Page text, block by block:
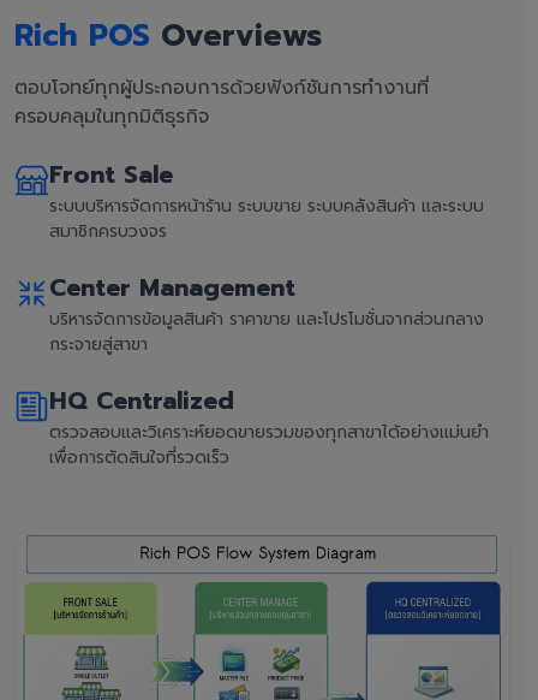
Rich POS Overviews
ตอบโจทย์ทุกผู้ประกอบการด้วยฟังก์ชันการทำงานที่
ครอบคลุมในทุกมิติธุรกิจ
Front Sale
ระบบบริหารจัดการหน้าร้าน ระบบขาย ระบบคลังสินค้า และระบบ
สมาชิกครบวงจร
Center Management
บริหารจัดการข้อมูลสินค้า ราคาขาย และโปรโมชั่นจากส่วนกลาง
กระจายสู่สาขา
HQ Centralized
ตรวจสอบและวิเคราะห์ยอดขายรวมของทุกสาขาได้อย่างแม่นยำ
เพื่อการตัดสินใจที่รวดเร็ว